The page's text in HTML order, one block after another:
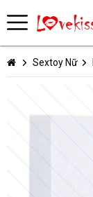
Sextoy Nữ